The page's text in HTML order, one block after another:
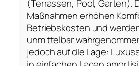
(Terrassen, Pool, Garten).
Maßnahmen erhöhen
Betriebskosten und
unmittelbar
jedoch auf die Lage: